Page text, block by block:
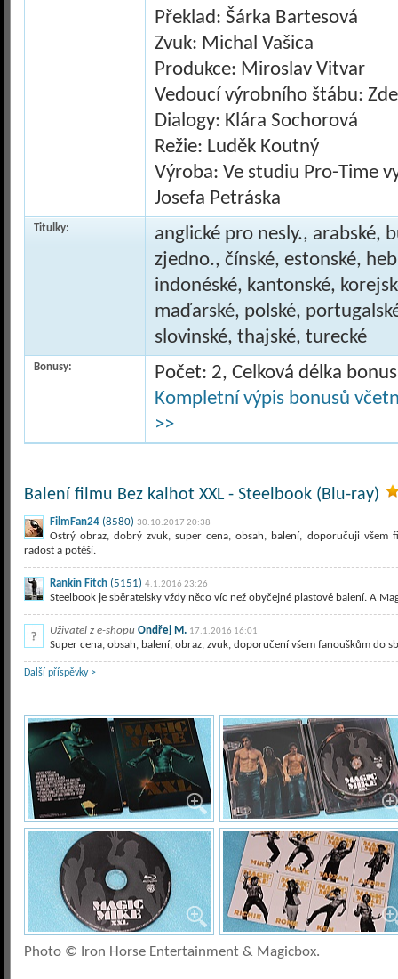
Překlad: Šárka Bartesová
Zvuk: Michal Vašica
Produkce: Miroslav Vitvar
Vedoucí výrobního štábu:
Dialogy: Klára Sochorová
Režie: Luděk Koutný
Výroba: Ve studiu Pro-Time
Josefa Petráska
Titulky:
anglické pro nesly., arabské,
zjedno., čínské, estonské,
indonéské, kantonské,
maďarské, polské,
slovinské, thajské, turecké
Bonusy:
Počet: 2, Celková délka
Kompletní výpis bonusů
>>
Balení filmu Bez kalhot XXL - Steelbook (Blu-ray)
FilmFan24 (8580) 30.10.2017 20:38
Ostrý obraz, dobrý zvuk, super cena, obsah, balení, doporučuji všem
radost a potěší.
Rankin Fitch (5151) 4.1.2016 23:26
Steelbook je sběratelsky vždy něco víc než obyčejné plastové balení. A
Uživatel z e-shopu Ondřej M. 17.1.2016 16:01
Super cena, obsah, balení, obraz, zvuk, doporučení všem fanouškům do
Další příspěvky >
Photo © Iron Horse Entertainment & Magicbox.